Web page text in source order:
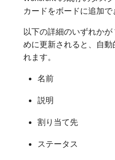
カードをボードに追加で
以下の詳細のいずれかが
めに更新されると、自
れます。
名前
説明
割り当て先
ステータス